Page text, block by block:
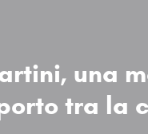
una
tra la